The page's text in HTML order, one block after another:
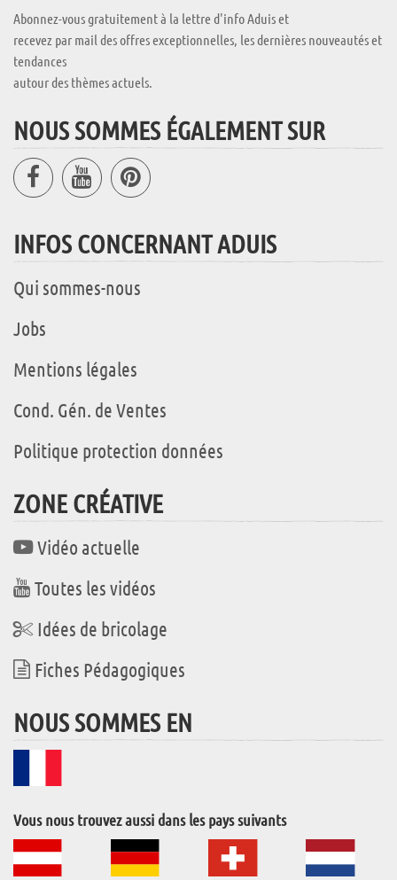
Abonnez-vous gratuitement à la lettre d'info Aduis et
recevez par mail des offres exceptionnelles, les dernières nouveautés et
tendances
autour des thèmes actuels.
NOUS SOMMES ÉGALEMENT SUR
INFOS CONCERNANT ADUIS
Qui sommes-nous
Jobs
Mentions légales
Cond. Gén. de Ventes
Politique protection données
ZONE CRÉATIVE
Vidéo actuelle
Toutes les vidéos
Idées de bricolage
Fiches Pédagogiques
NOUS SOMMES EN
Vous nous trouvez aussi dans les pays suivants